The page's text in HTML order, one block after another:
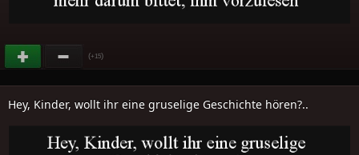
(+15)
Hey, Kinder, wollt ihr eine gruselige Geschichte hören?..